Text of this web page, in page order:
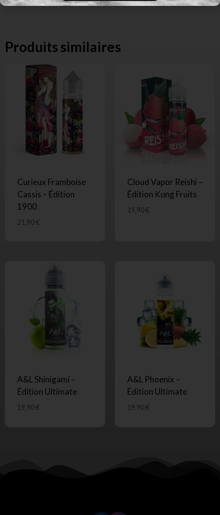
Produits similaires
Curieux Framboise
Cassis – Édition
1900
21,90€
Cloud Vapor Reishi –
Édition Kung Fruits
19,90€
A&L Shinigami –
Édition Ultimate
19,90€
A&L Phoenix –
Édition Ultimate
19,90€